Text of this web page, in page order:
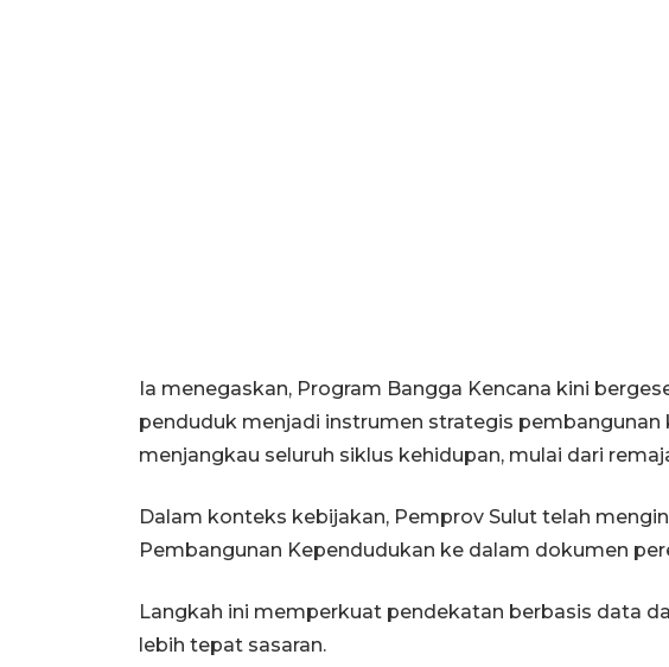
Ia menegaskan, Program Bangga Kencana kini
penduduk menjadi instrumen strategis pembangunan
menjangkau seluruh siklus kehidupan, mulai dari
Dalam konteks kebijakan, Pemprov Sulut telah
Pembangunan Kependudukan ke dalam dokumen
Langkah ini memperkuat pendekatan berbasis data
lebih tepat sasaran.